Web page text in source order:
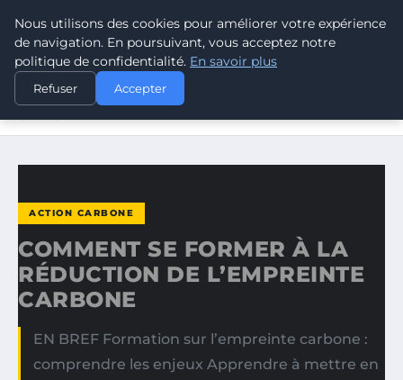
CLIMATE RESPONSE BLOG
ACCUEIL
ACTION CARBONE
COMMENT SE FORMER À LA RÉDUCTION DE L’EMPREINTE
ACTION CARBONE
COMMENT SE FORMER À LA
RÉDUCTION DE L’EMPREINTE
CARBONE
EN BREF Formation sur l’empreinte carbone :
comprendre les enjeux Apprendre à mettre en
Nous utilisons des cookies pour améliorer votre expérience
de navigation. En poursuivant, vous acceptez notre
politique de confidentialité. En savoir plus
Refuser Accepter